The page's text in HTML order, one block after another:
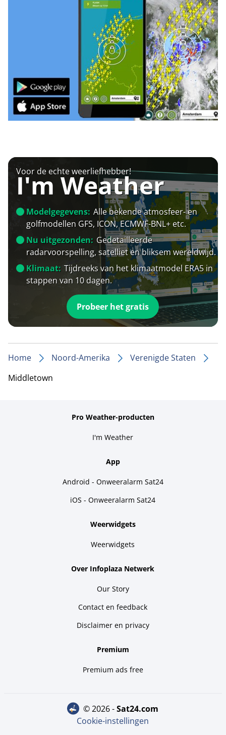
Voor de echte weerliefhebber!
I'm Weather
Modelgegevens: Alle bekende atmosfeer- en
golfmodellen GFS, ICON, ECMWF-BNL+ etc.
Nu uitgezonden: Gedetailleerde
radarvoorspelling, satelliet en bliksem wereldwijd.
Klimaat: Tijdreeks van het klimaatmodel ERA5 in
stappen van 10 dagen.
Probeer het gratis
Home Noord-Amerika
Verenigde Staten
Middletown
Pro Weather-producten
I'm Weather
App
Android - Onweeralarm Sat24
iOS - Onweeralarm Sat24
Weerwidgets
Weerwidgets
Over Infoplaza Netwerk
Our Story
Contact en feedback
Disclaimer en privacy
Premium
Premium ads free
© 2026 - sat24.com
Cookie-instellingen